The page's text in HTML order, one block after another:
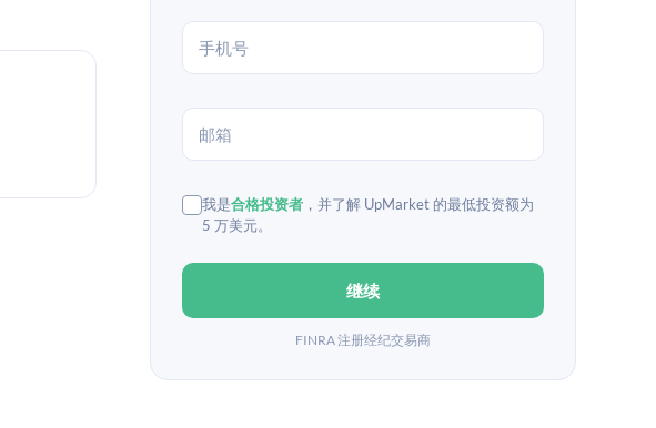
我是合格投资者 ，并了解 UpMarket 的最低投资额为
5 万美元。
继续
FINRA 注册经纪交易商